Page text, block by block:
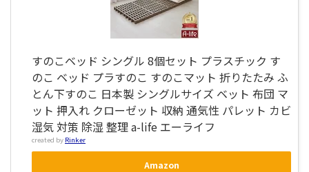
すのこベッド シングル 8個セット プラスチック す
のこ ベッド プラすのこ すのこマット 折りたたみ ふ
とん下すのこ 日本製 シングルサイズ ベット 布団 マ
ット 押入れ クローゼット 収納 通気性 パレット カビ
湿気 対策 除湿 整理 a-life エーライフ
created by Rinker
Amazon